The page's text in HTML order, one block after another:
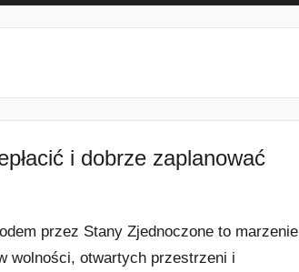
i dobrze zaplanować
przez Stany Zjednoczone to marzenie
wolności, otwartych przestrzeni i